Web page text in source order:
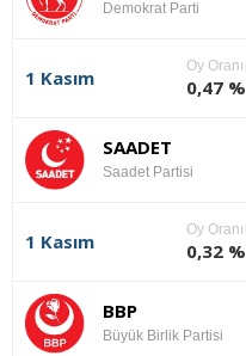
Demokrat Parti
1 Kasım
Oy Oranı
0,47 %
SAADET
Saadet Partisi
1 Kasım
Oy Oranı
0,32 %
BBP
Büyük Birlik Partisi